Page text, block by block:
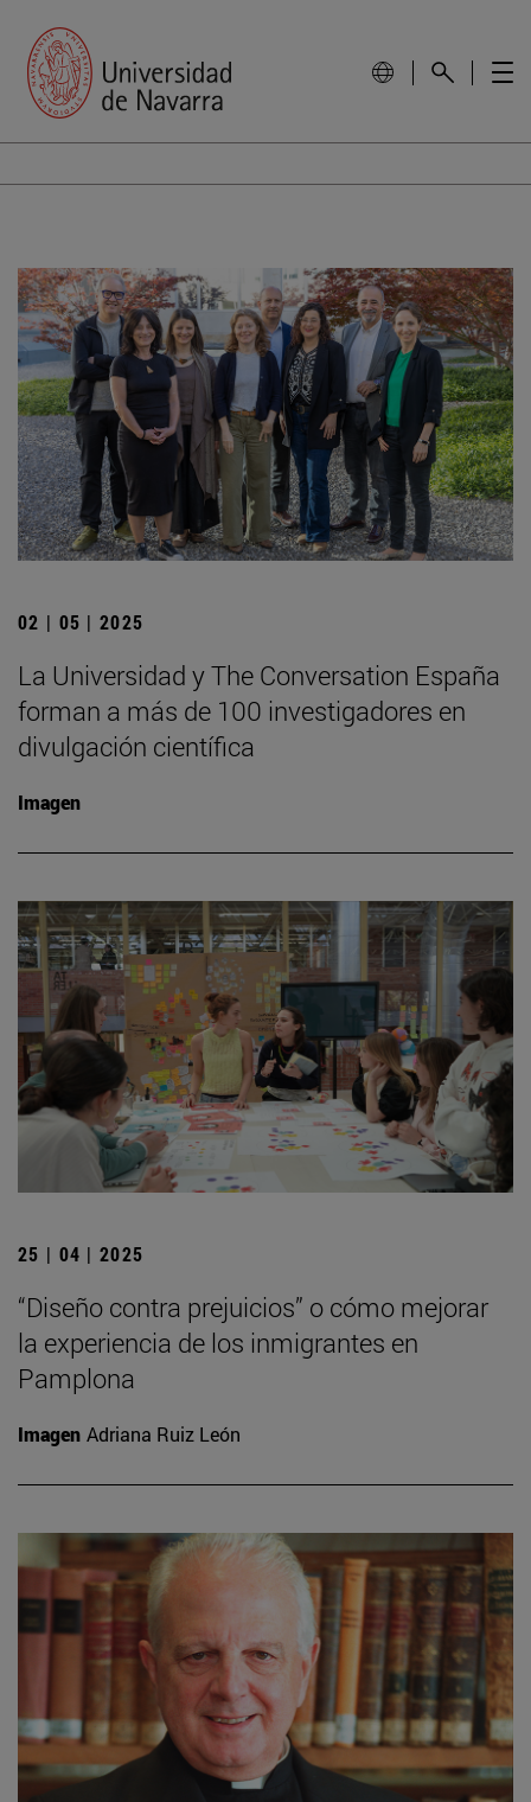
02 | 05 | 2025
La Universidad y The Conversation España
forman a más de 100 investigadores en
divulgación científica
Imagen
25 | 04 | 2025
“Diseño contra prejuicios” o cómo mejorar
la experiencia de los inmigrantes en
Pamplona
Imagen Adriana Ruiz León